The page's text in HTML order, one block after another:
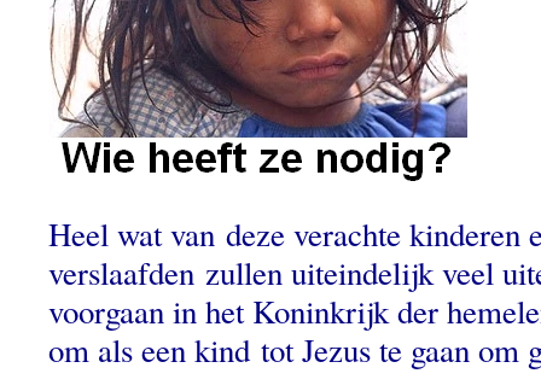
Heel wat van deze verachte kinderen
verslaafden zullen uiteindelijk veel
voorgaan in het Koninkrijk der
om als een kind tot Jezus te gaan om